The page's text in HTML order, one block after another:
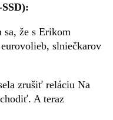
sa, že s Erikom
slniečkarov
zrušiť reláciu Na
A teraz